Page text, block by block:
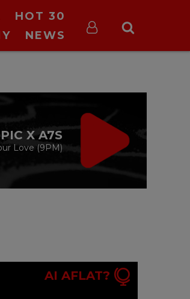
HOT 30
NEWS
MUSIC
cu Alina Chinie
AI AFLAT?